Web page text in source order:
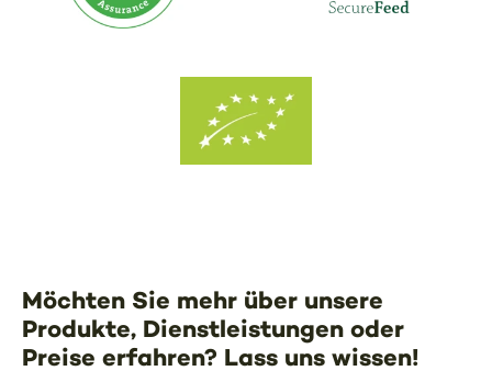
Möchten Sie mehr über unsere
Produkte, Dienstleistungen oder
Preise erfahren? Lass uns wissen!